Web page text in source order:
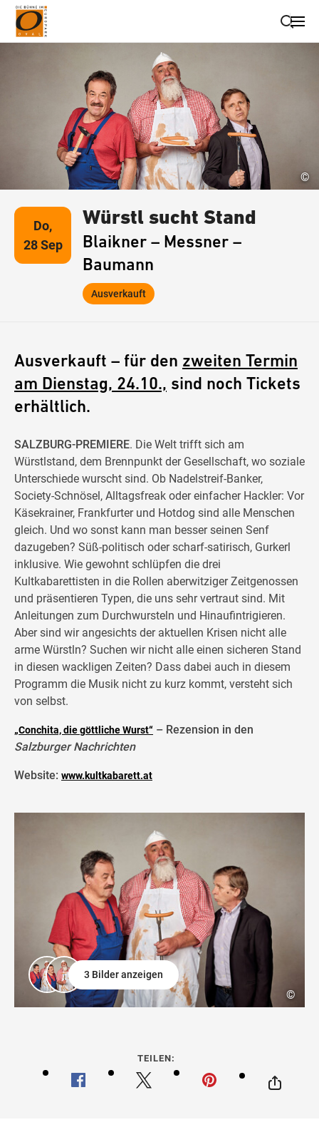
Wegbeschreibung erhalten
©
Do,
28 Sep
Würstl sucht Stand
Blaikner – Messner –
Baumann
Ausverkauft
Ausverkauft – für den zweiten Termin
am Dienstag, 24.10., sind noch Tickets
erhältlich.
SALZBURG-PREMIERE. Die Welt trifft sich am
Würstlstand, dem Brennpunkt der Gesellschaft, wo soziale
Unterschiede wurscht sind. Ob Nadelstreif-Banker,
Society-Schnösel, Alltagsfreak oder einfacher Hackler: Vor
Käsekrainer, Frankfurter und Hotdog sind alle Menschen
gleich. Und wo sonst kann man besser seinen Senf
dazugeben? Süß-politisch oder scharf-satirisch, Gurkerl
inklusive. Wie gewohnt schlüpfen die drei
Kultkabarettisten in die Rollen aberwitziger Zeitgenossen
und präsentieren Typen, die uns sehr vertraut sind. Mit
Anleitungen zum Durchwursteln und Hinaufintrigieren.
Aber sind wir angesichts der aktuellen Krisen nicht alle
arme Würstln? Suchen wir nicht alle einen sicheren Stand
in diesen wackligen Zeiten? Dass dabei auch in diesem
Programm die Musik nicht zu kurz kommt, versteht sich
von selbst.
„Conchita, die göttliche Wurst“ – Rezension in den
Salzburger Nachrichten
Website: www.kultkabarett.at
©
3 Bilder anzeigen
TEILEN: